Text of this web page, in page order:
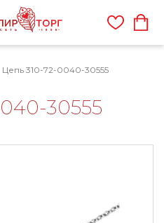
Цепь 310-72-0040-30555
30555